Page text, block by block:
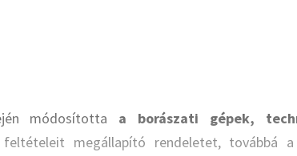
módosította a borászati gépek,
megállapító rendeletet, továbbá a